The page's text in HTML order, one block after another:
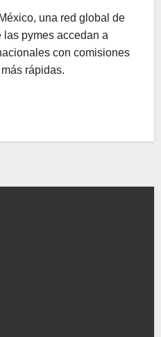
una red global de
pymes accedan a
con comisiones
rápidas.